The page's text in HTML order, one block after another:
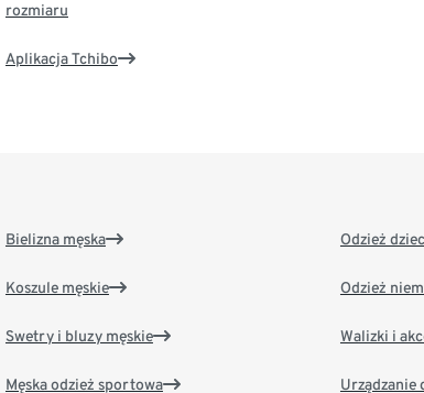
rozmiaru
Aplikacja Tchibo
Bielizna męska
Koszule męskie
Swetry i bluzy męskie
Męska odzież sportowa
Odzież
Odzież
Walizki i
Urządzanie